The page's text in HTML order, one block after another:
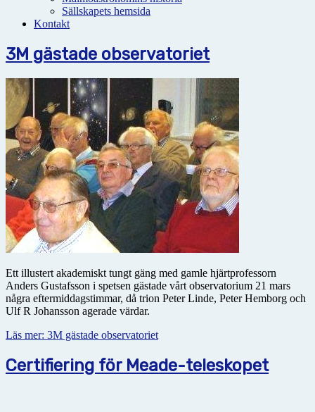
Sällskapets hemsida
Kontakt
3M gästade observatoriet
Ett illustert akademiskt tungt gäng med gamle hjärtprofessorn
Anders Gustafsson i spetsen gästade vårt observatorium 21 mars
några eftermiddagstimmar, då trion Peter Linde, Peter Hemborg och
Ulf R Johansson agerade värdar.
Läs mer: 3M gästade observatoriet
Certifiering för Meade-teleskopet